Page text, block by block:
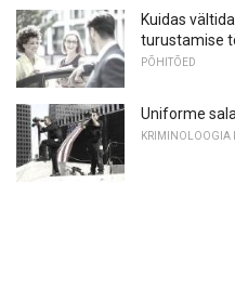
Kuidas
turustamise
PÕHITÕED
Uniforme
KRIMINOLOOGIA